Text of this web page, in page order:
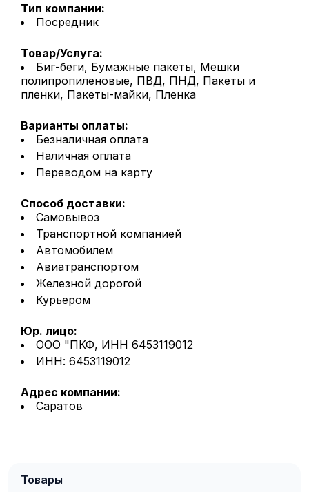
Тип компании:
Посредник
Товар/Услуга:
Биг-беги, Бумажные пакеты, Мешки
полипропиленовые, ПВД, ПНД, Пакеты и
пленки, Пакеты-майки, Пленка
Варианты оплаты:
Безналичная оплата
Наличная оплата
Переводом на карту
Способ доставки:
Самовывоз
Транспортной компанией
Автомобилем
Авиатранспортом
Железной дорогой
Курьером
Юр. лицо:
ООО "ПКФ, ИНН 6453119012
ИНН: 6453119012
Адрес компании:
Саратов
Товары